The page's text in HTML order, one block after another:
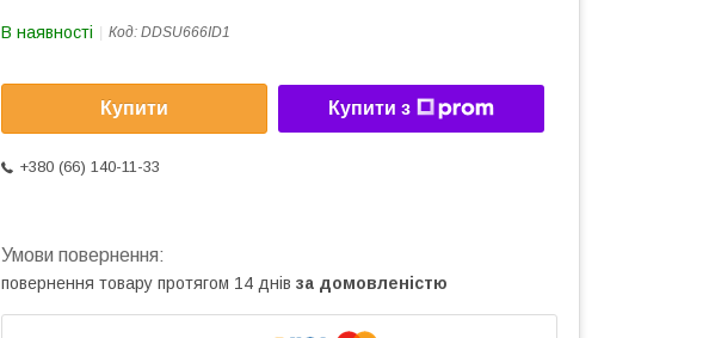
В наявності Код: DDSU666ID1
Купити Купити з
+380 (66) 140-11-33
повернення товару протягом 14 днів за домовленістю